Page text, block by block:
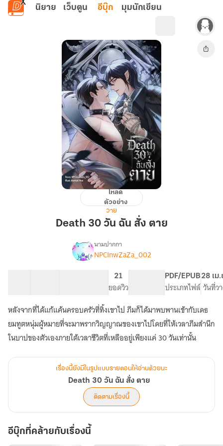
ข้ามไปยังเนื้อหาหลัก
นิยาย เว็บตูน อีบุ๊ก มุมนักเขียน
Death
วัน
ตาย
โหลด
ตัวอย่าง
วาย
Death 30 วัน ฉัน สั่ง ตาย
เรื่องDeath
วัน
ฉัน
ตาย
นามปากกา
NPCInwZaZa_002
21
ยอดวิว
PDF/EPUB
ประเภทไฟล์
28 เม
วันที่ว
หลังจากที่ได้แก้แค้นครอบครัวที่ทิ้งเขาไป ภีมก็ได้มาพบพานเข้ากับเดธ
ยมทูตหนุ่มผู้หมายที่จะมาพรากวิญญาณของเขาไปโดยที่ให้เวลาภีมสำนึก
ในบาปของตัวเองภายใต้เวลาชีวิตที่เหลืออยู่เพียงแค่ 30 วันเท่านั้น
เรื่องนี้ยังมีในรูปแบบรายตอนให้อ่านด้วยนะ
Death 30 วัน ฉัน สั่ง ตาย
ติดตามเรื่องนี้
อีบุ๊กที่คล้ายกับเรื่องนี้